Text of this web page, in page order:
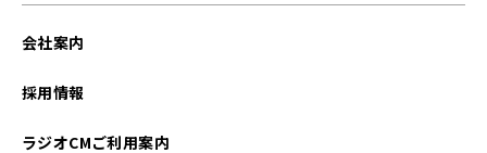
会社案内
採用情報
ラジオCMご利用案内